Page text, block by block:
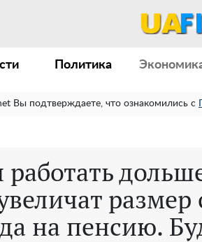
Политика
Вы подтверждаете, что ознакомились с
размер
на пенсию.